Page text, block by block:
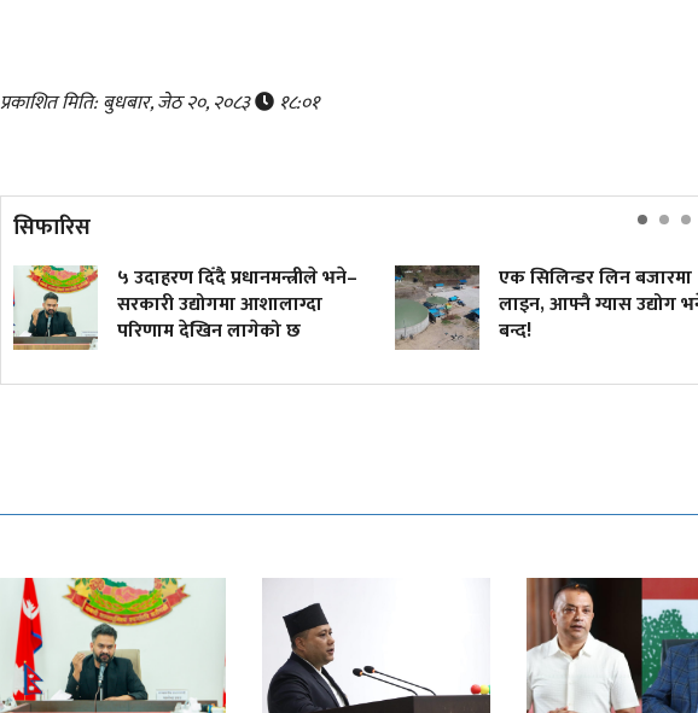
प्रकाशित मिति: बुधबार, जेठ २०, २०८३ १८:०१
सिफारिस
५ उदाहरण दिँदै प्रधानमन्त्रीले भने–
सरकारी उद्योगमा आशालाग्दा
परिणाम देखिन लागेको छ
एक सिलिन्डर लिन बजारमा
लाइन, आफ्नै ग्यास उद्योग भने
बन्द!